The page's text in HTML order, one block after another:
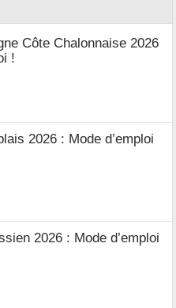
Côte Chalonnaise 2026
!
2026 : Mode d’emploi
2026 : Mode d’emploi